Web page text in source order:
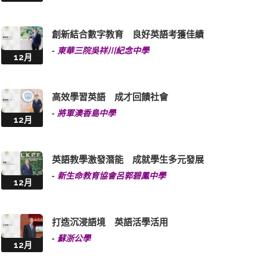
12月
創新結合數字教育 良好英語考獲佳績
- 東華三院吳祥川紀念中學
12月
高效學習英語 成才回饋社會
- 將軍澳香島中學
12月
英語教學激發潛能 成就學生多元發展
- 新生命教育協會呂郭碧鳳中學
12月
打造沉浸語境 英語活學活用
- 蘇浙公學